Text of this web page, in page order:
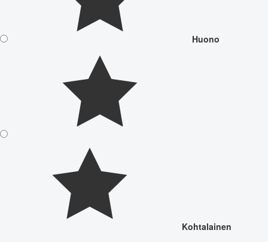
Huono
Kohtalainen